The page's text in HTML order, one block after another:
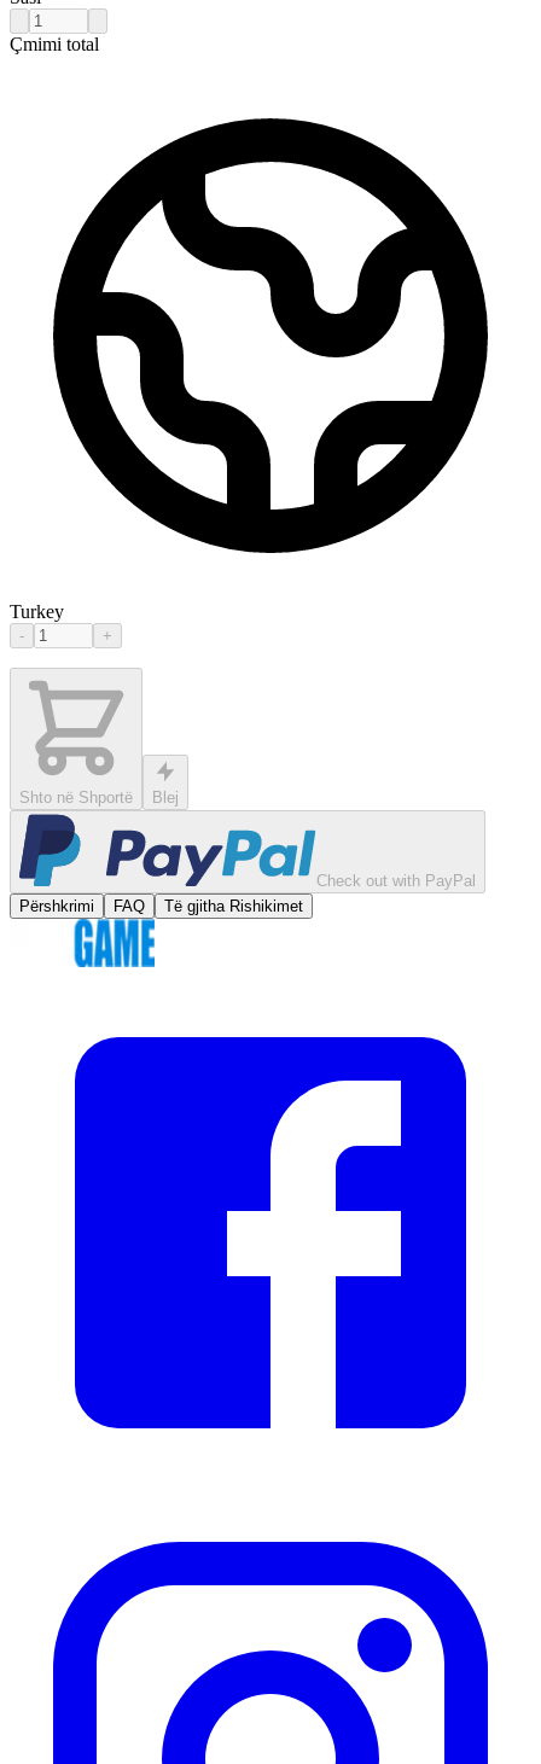
Çmimi total
Turkey
- +
Shto në Shportë Blej
Check out with PayPal
Përshkrimi
FAQ Të gjitha Rishikimet